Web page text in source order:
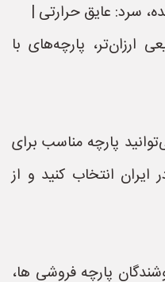
سرد: عایق حرارتی |
پارچه‌های با
پارچه مناسب برای
انتخاب کنید و از
پارچه فروشی ها،